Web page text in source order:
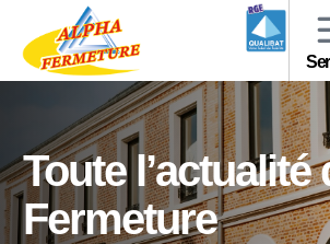
Toute l’actualité
Fermeture